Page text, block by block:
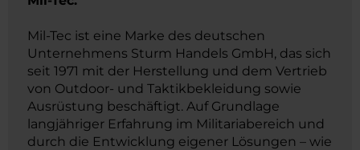
Mil-Tec ist eine Marke des deutschen
Unternehmens Sturm Handels GmbH, das sich
seit 1971 mit der Herstellung und dem Vertrieb
von Outdoor- und Taktikbekleidung sowie
Ausrüstung beschäftigt. Auf Grundlage
langjähriger Erfahrung im Militariabereich und
durch die Entwicklung eigener Lösungen – wie